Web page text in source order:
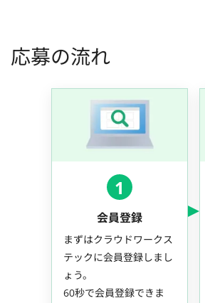
応募の流れ
1
会員登録
まずはクラウドワークス
テックに会員登録しまし
ょう。
60秒で会員登録できま